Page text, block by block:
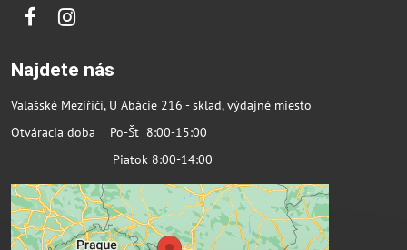
FacebookInstagram
Najdete nás
Valašské Meziříčí, U Abácie 216 - sklad, výdajné miesto
Otváracia doba Po-Št 8:00-15:00
Piatok 8:00-14:00